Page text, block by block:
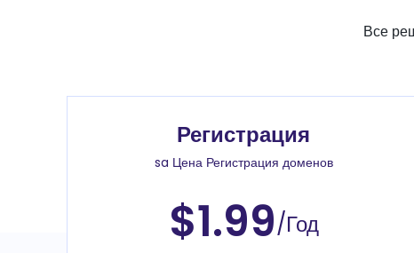
Все
Регистрация
sa Цена Регистрация доменов
$1.99/Год